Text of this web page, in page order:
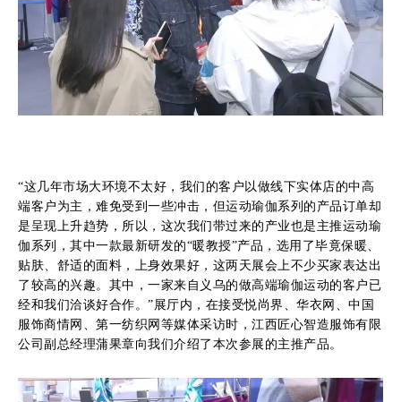
“这几年市场大环境不太好，我们的客户以做线下实体店的中高
端客户为主，难免受到一些冲击，但运动瑜伽系列的产品订单却
是呈现上升趋势，所以，这次我们带过来的产业也是主推运动瑜
伽系列，其中一款最新研发的“暖教授”产品，选用了毕竟保暖、
贴肤、舒适的面料，上身效果好，这两天展会上不少买家表达出
了较高的兴趣。其中，一家来自义乌的做高端瑜伽运动的客户已
经和我们洽谈好合作。”展厅内，在接受悦尚界、华衣网、中国
服饰商情网、第一纺织网等媒体采访时，江西匠心智造服饰有限
公司副总经理蒲果章向我们介绍了本次参展的主推产品。